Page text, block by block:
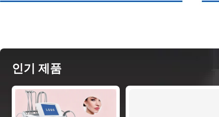
인기 제품